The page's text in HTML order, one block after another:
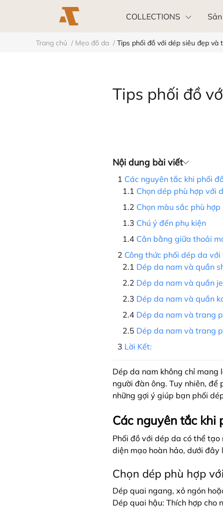
COLLECTIONS
Khách hàng doanh nghiệp
Trang chủ / Mẹo đồ da / Tips phối đồ với dép siêu đẹp và
Tips phối đồ
Nội dung bài viết
Các nguyên tắc khi phối
Chọn dép phù hợp với
Chọn màu sắc phù hợp
Chú ý đến phụ kiện
Cân bằng giữa thoải
Công thức phối dép da
Dép da nam và quần
Dép da nam và quần
Dép da nam và quần
Dép da nam và trang
Dép da nam và trang
Lời Kết:
Dép da nam không chỉ
người đàn ông. Tuy nhiên,
những gợi ý giúp bạn phối
Các nguyên tắc khi
Phối đồ với dép da có thể
diện mạo hoàn hảo, dưới
Chọn dép phù hợp
Dép quai ngang, xỏ ngón
Dép quai hậu: Thích hợp cho